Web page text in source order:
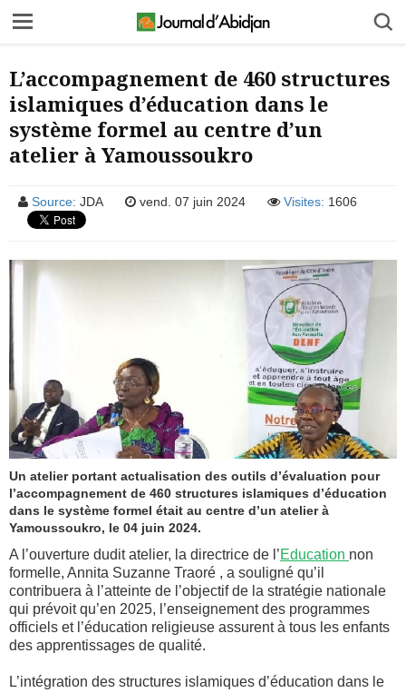
L’accompagnement de 460 structures
islamiques d’éducation dans le
système formel au centre d’un
atelier à Yamoussoukro
Source: JDA vend. 07 juin 2024 Visites: 1606
Un atelier portant actualisation des outils d’évaluation pour
l’accompagnement de 460 structures islamiques d’éducation
dans le système formel était au centre d’un atelier à
Yamoussoukro, le 04 juin 2024.
A l’ouverture dudit atelier, la directrice de l’Education non
formelle, Annita Suzanne Traoré , a souligné qu’il
contribuera à l’atteinte de l’objectif de la stratégie nationale
qui prévoit qu’en 2025, l’enseignement des programmes
officiels et l’éducation religieuse assurent à tous les enfants
des apprentissages de qualité.
L’intégration des structures islamiques d’éducation dans le